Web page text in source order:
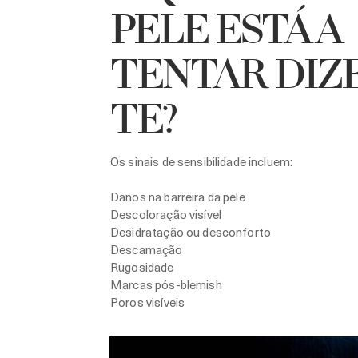
PELE ESTÁ A
TENTAR
TE?
Os sinais de sensibilidade incluem:
Danos na barreira da pele
Descoloração visível
Desidratação ou desconforto
Descamação
Rugosidade
Marcas pós-blemish
Poros visíveis